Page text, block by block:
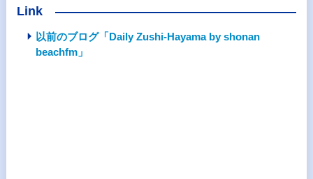
Link
以前のブログ「Daily Zushi-Hayama by shonan
beachfm」